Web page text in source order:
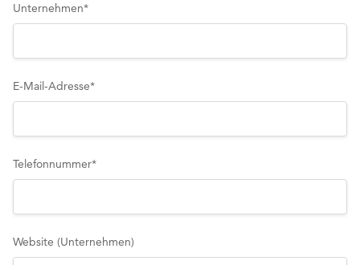
Unternehmen*
E-Mail-Adresse*
Telefonnummer*
Website (Unternehmen)